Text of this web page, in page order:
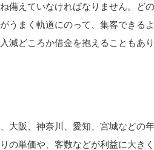
備えていなければなりません。どの
うまく軌道にのって、集客できるよ
減どころか借金を抱えることもあり
大阪、神奈川、愛知、宮城などの年
の単価や、客数などが利益に大きく